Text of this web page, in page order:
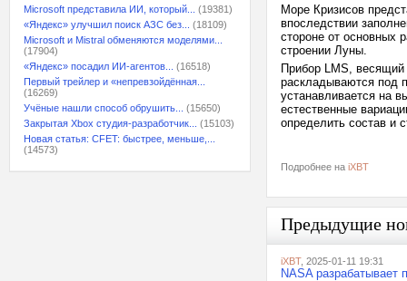
Microsoft представила ИИ, который...
(19381)
«Яндекс» улучшил поиск АЗС без...
(18109)
Microsoft и Mistral обменяются моделями...
(17904)
«Яндекс» посадил ИИ-агентов...
(16518)
Первый трейлер и «непревзойдённая...
(16269)
Учёные нашли способ обрушить...
(15650)
Закрытая Xbox студия-разработчик...
(15103)
Новая статья: CFET: быстрее, меньше,...
(14573)
Море Кризисов
впоследствии
стороне от основных
строении Луны.
Прибор LMS,
раскладываются под
устанавливается на
естественные
определить состав и
Подробнее на iXBT
Предыдущие
iXBT, 2025-01-11 19:31
NASA разрабатывает